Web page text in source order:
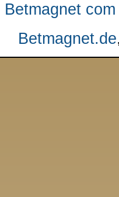
Betmagnet
Betmagnet.de